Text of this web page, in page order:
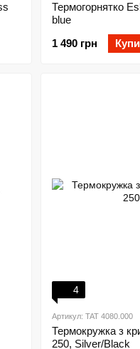
Термогорнятко
blue
1 490 грн
4
Артикул: TAT 4080.000
Термокружка з
250, Silver/Black